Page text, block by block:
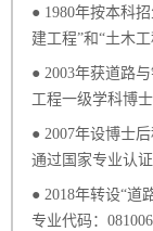
● 1980年按本科
建工程”和“土木
● 2003年获道路
工程一级学科博士
● 2007年设博士
通过国家专业认证
● 2018年转设“道
专业代码：